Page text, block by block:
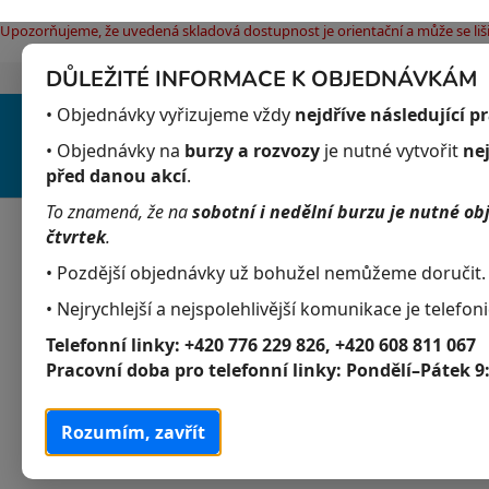
DŮLEŽITÉ INFORMACE K OBJEDNÁVKÁM
• Objednávky vyřizujeme vždy nejdříve následující
• Objednávky na burzy a rozvozy je nutné vytvořit
před danou akcí.
To znamená, že nasobotní i nedělní burzu je nutné
čtvrtek.
• Pozdější objednávky už bohužel nemůžeme doručit.
• Nejrychlejší a nejspolehlivější komunikace je
Telefonní linky: +420 776 229 826, +420 608 811 067
Pracovní doba pro telefonní linky: Pondělí–Pátek
Rozumím, zavřít
Upozorňujeme, že uvedená skladová dostupnost je orientační a může se
Přejít
obsah
Jak nakupovat Obchodní podmínky
P
o
s
r
a
n
Přeskočit
K
a
t
e
g
o
r
i
Akvaristika
Akvarijní živočichové
Akvarijní rostliny
Krmivo